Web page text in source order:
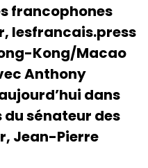
francophones
lesfrancais.press
Kong/Macao
Anthony
dans
du sénateur des
Jean-Pierre